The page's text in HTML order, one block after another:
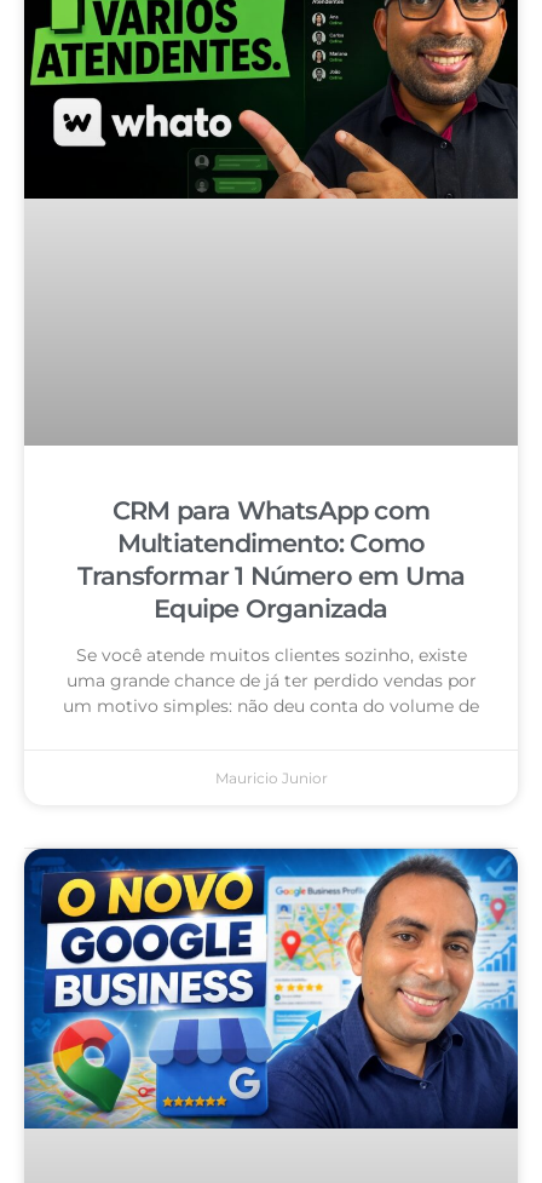
CRM para WhatsApp com
Multiatendimento: Como
Transformar 1 Número em Uma
Equipe Organizada
Se você atende muitos clientes sozinho, existe
uma grande chance de já ter perdido vendas por
um motivo simples: não deu conta do volume de
Mauricio Junior